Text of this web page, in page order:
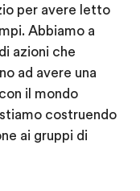
per avere letto
Abbiamo a
azioni che
ad avere una
il mondo
costruendo
ai gruppi di